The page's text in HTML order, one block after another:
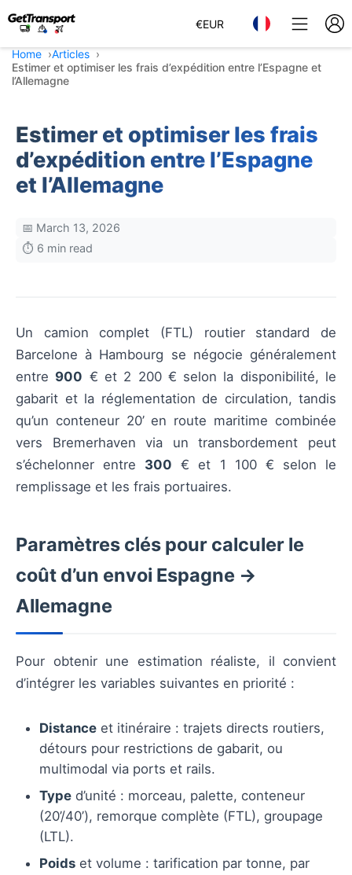
€EUR
Home
Articles
Estimer et optimiser les frais d’expédition entre l’Espagne et
l’Allemagne
Estimer et optimiser les frais
d’expédition entre l’Espagne
et l’Allemagne
📅 March 13, 2026
⏱️ 6 min read
Un camion complet (FTL) routier standard de
Barcelone à Hambourg se négocie généralement
entre 900 € et 2 200 € selon la disponibilité, le
gabarit et la réglementation de circulation, tandis
qu’un conteneur 20’ en route maritime combinée
vers Bremerhaven via un transbordement peut
s’échelonner entre 300 € et 1 100 € selon le
remplissage et les frais portuaires.
Paramètres clés pour calculer le
coût d’un envoi Espagne →
Allemagne
Pour obtenir une estimation réaliste, il convient
d’intégrer les variables suivantes en priorité :
Distance et itinéraire : trajets directs routiers,
détours pour restrictions de gabarit, ou
multimodal via ports et rails.
Type d’unité : morceau, palette, conteneur
(20’/40’), remorque complète (FTL), groupage
(LTL).
Poids et volume : tarification par tonne, par